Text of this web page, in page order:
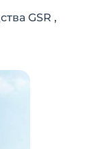
GSR ,